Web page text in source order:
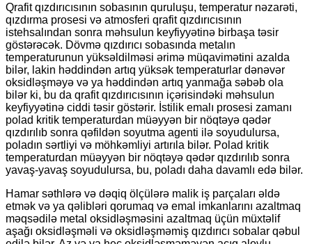
Qrafit qızdırıcısının sobasının quruluşu, temperatur nəzarəti,
qızdırma prosesi və atmosferi qrafit qızdırıcısının
istehsalından sonra məhsulun keyfiyyətinə birbaşa təsir
göstərəcək. Dövmə qızdırıcı sobasında metalın
temperaturunun yüksəldilməsi ərimə müqavimətini azalda
bilər, lakin həddindən artıq yüksək temperaturlar dənəvər
oksidləşməyə və ya həddindən artıq yanmağa səbəb ola
bilər ki, bu da qrafit qızdırıcısının içərisindəki məhsulun
keyfiyyətinə ciddi təsir göstərir. İstilik emalı prosesi zamanı
polad kritik temperaturdan müəyyən bir nöqtəyə qədər
qızdırılıb sonra qəfildən soyutma agenti ilə soyudulursa,
poladın sərtliyi və möhkəmliyi artırıla bilər. Polad kritik
temperaturdan müəyyən bir nöqtəyə qədər qızdırılıb sonra
yavaş-yavaş soyudulursa, bu, poladı daha davamlı edə bilər.
Hamar səthlərə və dəqiq ölçülərə malik iş parçaları əldə
etmək və ya qəlibləri qorumaq və emal imkanlarını azaltmaq
məqsədilə metal oksidləşməsini azaltmaq üçün müxtəlif
aşağı oksidləşməli və oksidləşməmiş qızdırıcı sobalar qəbul